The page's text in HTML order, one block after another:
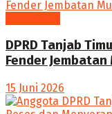
DPRD Tanjab
Fender Jembatan
15 Juni 2026